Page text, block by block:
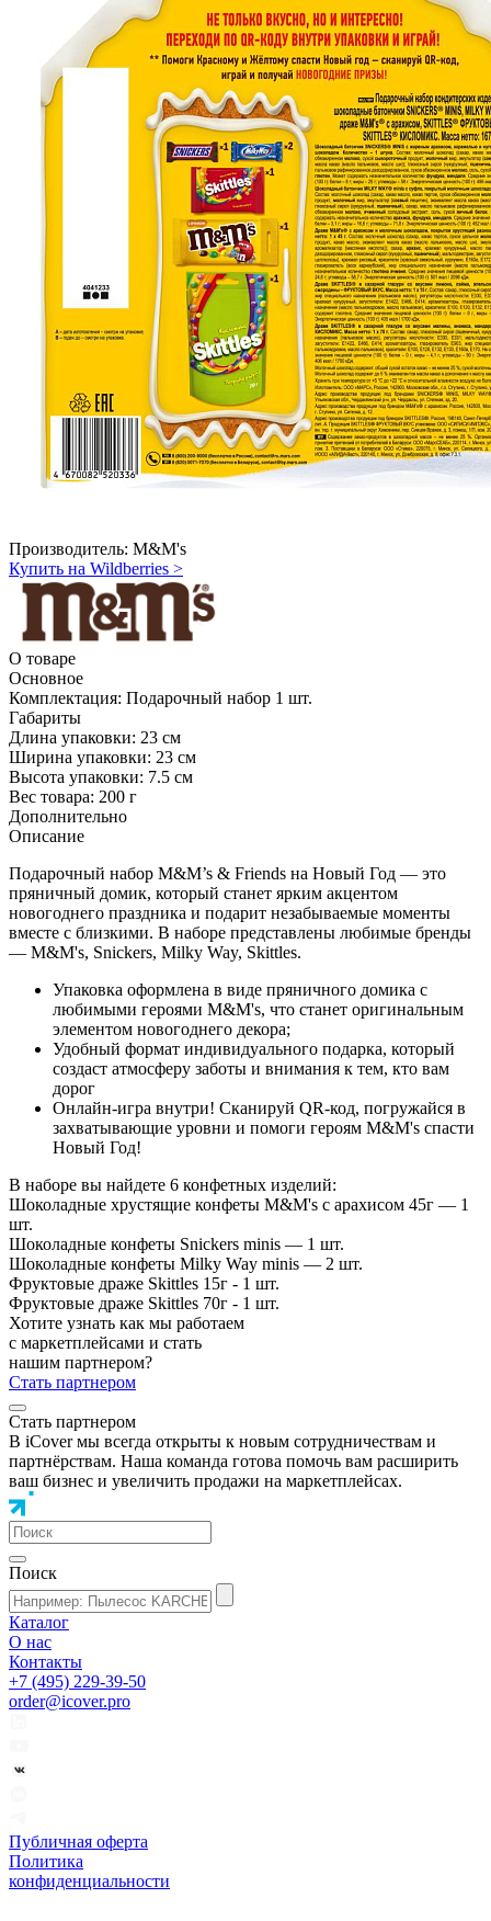
Производитель: M&M's
Купить на Wildberries >
О товаре
Основное
Комплектация: Подарочный набор 1 шт.
Габариты
Длина упаковки: 23 см
Ширина упаковки: 23 см
Высота упаковки: 7.5 см
Вес товара: 200 г
Дополнительно
Описание
Подарочный набор M&M’s & Friends на Новый Год — это
пряничный домик, который станет ярким акцентом
новогоднего праздника и подарит незабываемые моменты
вместе с близкими. В наборе представлены любимые бренды
— M&M's, Snickers, Milky Way, Skittles.
Упаковка оформлена в виде пряничного домика с
любимыми героями M&M's, что станет оригинальным
элементом новогоднего декора;
Удобный формат индивидуального подарка, который
создаст атмосферу заботы и внимания к тем, кто вам
дорог
Онлайн-игра внутри! Сканируй QR-код, погружайся в
захватывающие уровни и помоги героям M&M's спасти
Новый Год!
В наборе вы найдете 6 конфетных изделий:
Шоколадные хрустящие конфеты M&M's с арахисом 45г — 1
шт.
Шоколадные конфеты Snickers minis — 1 шт.
Шоколадные конфеты Milky Way minis — 2 шт.
Фруктовые драже Skittles 15г - 1 шт.
Фруктовые драже Skittles 70г - 1 шт.
Хотите узнать как мы работаем
с маркетплейсами и стать
нашим партнером?
Стать партнером
Стать партнером
В iCover мы всегда открыты к новым сотрудничествам и
партнёрствам. Наша команда готова помочь вам расширить
ваш бизнес и увеличить продажи на маркетплейсах.
Поиск
Каталог
О нас
Контакты
+7 (495) 229-39-50
order@icover.pro
Публичная оферта
Политика
конфиденциальности